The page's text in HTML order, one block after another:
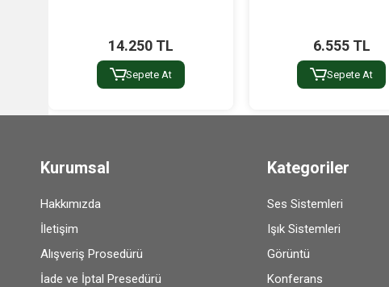
14.250 TL
Sepete At
6.555 TL
Sepete At
Kurumsal
Hakkımızda
İletişim
Alışveriş Prosedürü
İade ve İptal Presedürü
Kategoriler
Ses Sistemleri
Işık Sistemleri
Görüntü
Konferans